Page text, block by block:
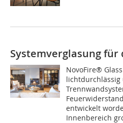
Systemverglasung für
NovoFire®
entwickelt
Innenbereich